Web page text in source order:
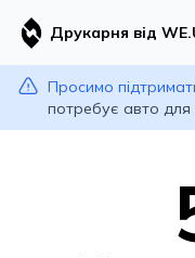
Друкарня від
Просимо
потребує авто